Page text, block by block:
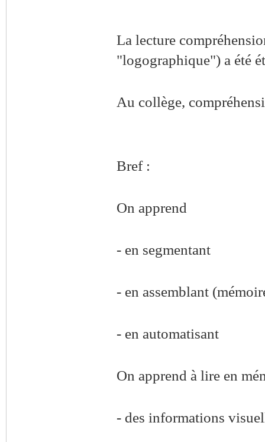
La lecture
"logographique") a été
Au collège,
Bref :
On apprend
- en segmentant
- en assemblant
- en automatisant
On apprend à lire en
- des informations